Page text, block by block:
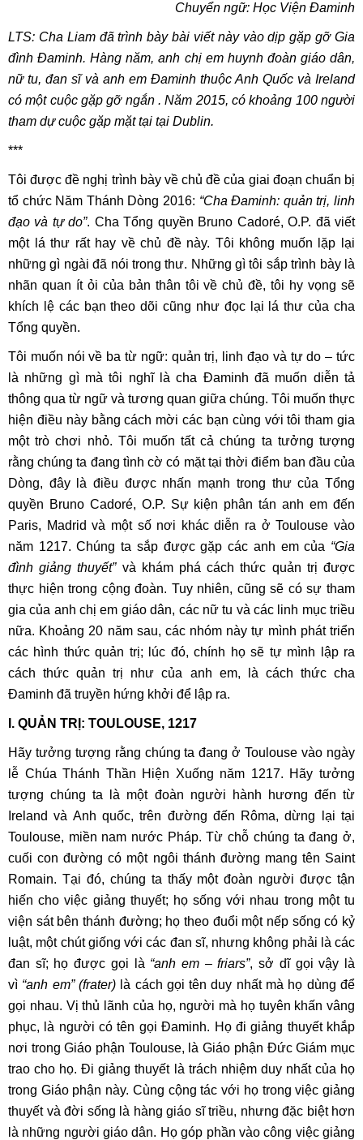
Chuyển ngữ: Học Viện Đaminh
LTS: Cha Liam đã trình bày bài viết này vào dịp gặp gỡ Gia
đình Đaminh. Hàng năm, anh chị em huynh đoàn giáo dân,
nữ tu, đan sĩ và anh em Đaminh thuộc Anh Quốc và Ireland
có một cuộc gặp gỡ ngắn . Năm 2015, có khoảng 100 người
tham dự cuộc gặp mặt tại tại Dublin.
***
Tôi được đề nghị trình bày về chủ đề của giai đoạn chuẩn bị
tổ chức Năm Thánh Dòng 2016: “Cha Đaminh: quản trị, linh
đạo và tự do”. Cha Tổng quyền Bruno Cadoré, O.P. đã viết
một lá thư rất hay về chủ đề này. Tôi không muốn lặp lại
những gì ngài đã nói trong thư. Những gì tôi sắp trình bày là
nhãn quan ít ỏi của bản thân tôi về chủ đề, tôi hy vọng sẽ
khích lệ các bạn theo dõi cũng như đọc lại lá thư của cha
Tổng quyền.
Tôi muốn nói về ba từ ngữ: quản trị, linh đạo và tự do – tức
là những gì mà tôi nghĩ là cha Đaminh đã muốn diễn tả
thông qua từ ngữ và tương quan giữa chúng. Tôi muốn thực
hiện điều này bằng cách mời các bạn cùng với tôi tham gia
một trò chơi nhỏ. Tôi muốn tất cả chúng ta tưởng tượng
rằng chúng ta đang tình cờ có mặt tại thời điểm ban đầu của
Dòng, đây là điều được nhấn mạnh trong thư của Tổng
quyền Bruno Cadoré, O.P. Sự kiện phân tán anh em đến
Paris, Madrid và một số nơi khác diễn ra ở Toulouse vào
năm 1217. Chúng ta sắp được gặp các anh em của “Gia
đình giảng thuyết”và khám phá cách thức quản trị được
thực hiện trong cộng đoàn. Tuy nhiên, cũng sẽ có sự tham
gia của anh chị em giáo dân, các nữ tu và các linh mục triều
nữa. Khoảng 20 năm sau, các nhóm này tự mình phát triển
các hình thức quản trị; lúc đó, chính họ sẽ tự mình lập ra
cách thức quản trị như của anh em, là cách thức cha
Đaminh đã truyền hứng khởi để lập ra.
I. QUẢN TRỊ: TOULOUSE, 1217
Hãy tưởng tượng rằng chúng ta đang ở Toulouse vào ngày
lễ Chúa Thánh Thần Hiện Xuống năm 1217. Hãy tưởng
tượng chúng ta là một đoàn người hành hương đến từ
Ireland và Anh quốc, trên đường đến Rôma, dừng lại tại
Toulouse, miền nam nước Pháp. Từ chỗ chúng ta đang ở,
cuối con đường có một ngôi thánh đường mang tên Saint
Romain. Tại đó, chúng ta thấy một đoàn người được tận
hiến cho việc giảng thuyết; họ sống với nhau trong một tu
viện sát bên thánh đường; họ theo đuổi một nếp sống có kỷ
luật, một chút giống với các đan sĩ, nhưng không phải là các
đan sĩ; họ được gọi là “anh em – friars”, sở dĩ gọi vậy là
vì “anh em” (frater)là cách gọi tên duy nhất mà họ dùng để
gọi nhau. Vị thủ lãnh của họ, người mà họ tuyên khấn vâng
phục, là người có tên gọi Đaminh. Họ đi giảng thuyết khắp
nơi trong Giáo phận Toulouse, là Giáo phận Đức Giám mục
trao cho họ. Đi giảng thuyết là trách nhiệm duy nhất của họ
trong Giáo phận này. Cùng cộng tác với họ trong việc giảng
thuyết và đời sống là hàng giáo sĩ triều, nhưng đặc biệt hơn
là những người giáo dân. Họ góp phần vào công việc giảng